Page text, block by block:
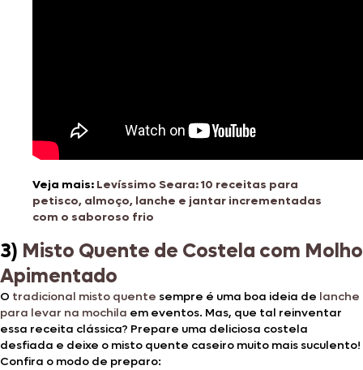
Veja mais: Levíssimo Seara: 10 receitas para
petisco, almoço, lanche e jantar incrementadas
com o saboroso frio
3) Misto Quente de Costela com Molho
Apimentado
O tradicional misto quente sempre é uma boa ideia de lanche
para levar na mochila em eventos. Mas, que tal reinventar
essa receita clássica? Prepare uma deliciosa costela
desfiada e deixe o misto quente caseiro muito mais suculento!
Confira o modo de preparo: